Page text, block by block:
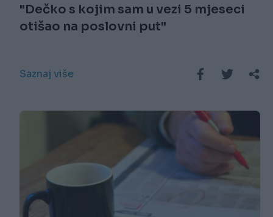
"Dečko s kojim sam u vezi 5 mjeseci
otišao na poslovni put"
Saznaj više